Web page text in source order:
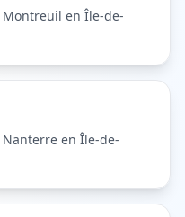
Montreuil en Île-de-
Nanterre en Île-de-